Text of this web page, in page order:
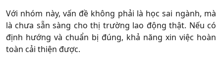
Với nhóm này, vấn đề không phải là học sai ngành, mà
là chưa sẵn sàng cho thị trường lao động thật. Nếu có
định hướng và chuẩn bị đúng, khả năng xin việc hoàn
toàn cải thiện được.